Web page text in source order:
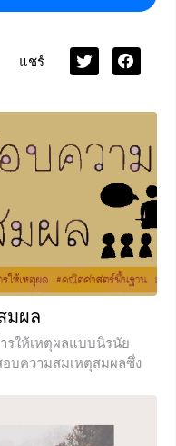
แชร์
มผล
รให้เหตุผลแบบนิรนัย
อบความสมเหตุสมผลซึ่ง